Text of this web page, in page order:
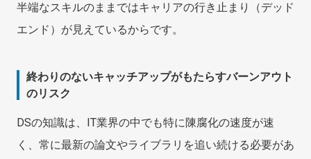
半端なスキルのままではキャリアの行き止まり（デッド
エンド）が見えているからです。
終わりのないキャッチアップがもたらすバーンアウト
のリスク
DSの知識は、IT業界の中でも特に陳腐化の速度が速
く、常に最新の論文やライブラリを追い続ける必要があ